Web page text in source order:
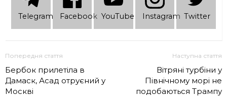
Telеgram Facebook YouTube Instagram Twitter
Попередня стаття
Бербок прилетіла в
Дамаск, Асад отруєний у
Москві
Наступна стаття
Вітряні турбіни у
Північному морі не
подобаються Трампу